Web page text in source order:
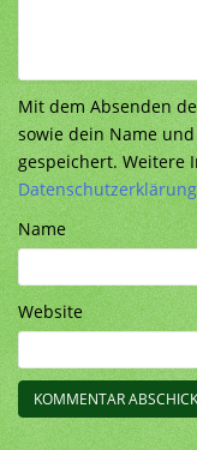
Mit dem Absenden
sowie dein Name
gespeichert. Weitere
Datenschutzerklärung
Name
Website